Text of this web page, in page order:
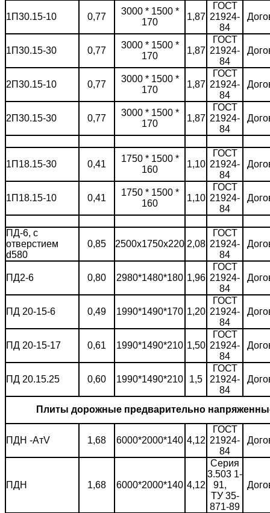
1П30.15-10 0,77
3000 * 1500 *
170
1,87
ГОСТ
21924-
84
1П30.15-30 0,77
3000 * 1500 *
170
1,87
ГОСТ
21924-
84
2П30.15-10 0,77
3000 * 1500 *
170
1,87
ГОСТ
21924-
84
2П30.15-30 0,77
3000 * 1500 *
170
1,87
ГОСТ
21924-
84
1П18.15-30 0,41
1750 * 1500 *
160
1,10
ГОСТ
21924-
84
1П18.15-10 0,41
1750 * 1500 *
160
1,10
ГОСТ
21924-
84
ПД-6, с
отверстием
d580
0,85 2500х1750х220 2,08
ГОСТ
21924-
84
ПД2-6 0,80 2980*1480*180 1,96
ГОСТ
21924-
84
ПД 20-15-6 0,49 1990*1490*170 1,20
ГОСТ
21924-
84
ПД 20-15-17 0,61 1990*1490*210 1,50
ГОСТ
21924-
84
ПД 20.15.25 0,60 1990*1490*210 1,5
ГОСТ
21924-
84
Плиты дорожные предварительно
ПДН -АтV 1,68 6000*2000*140 4,12
ГОСТ
21924-
84
ПДН 1,68 6000*2000*140 4,12
Серия
3.503 1-
91,
ТУ 35-
871-89